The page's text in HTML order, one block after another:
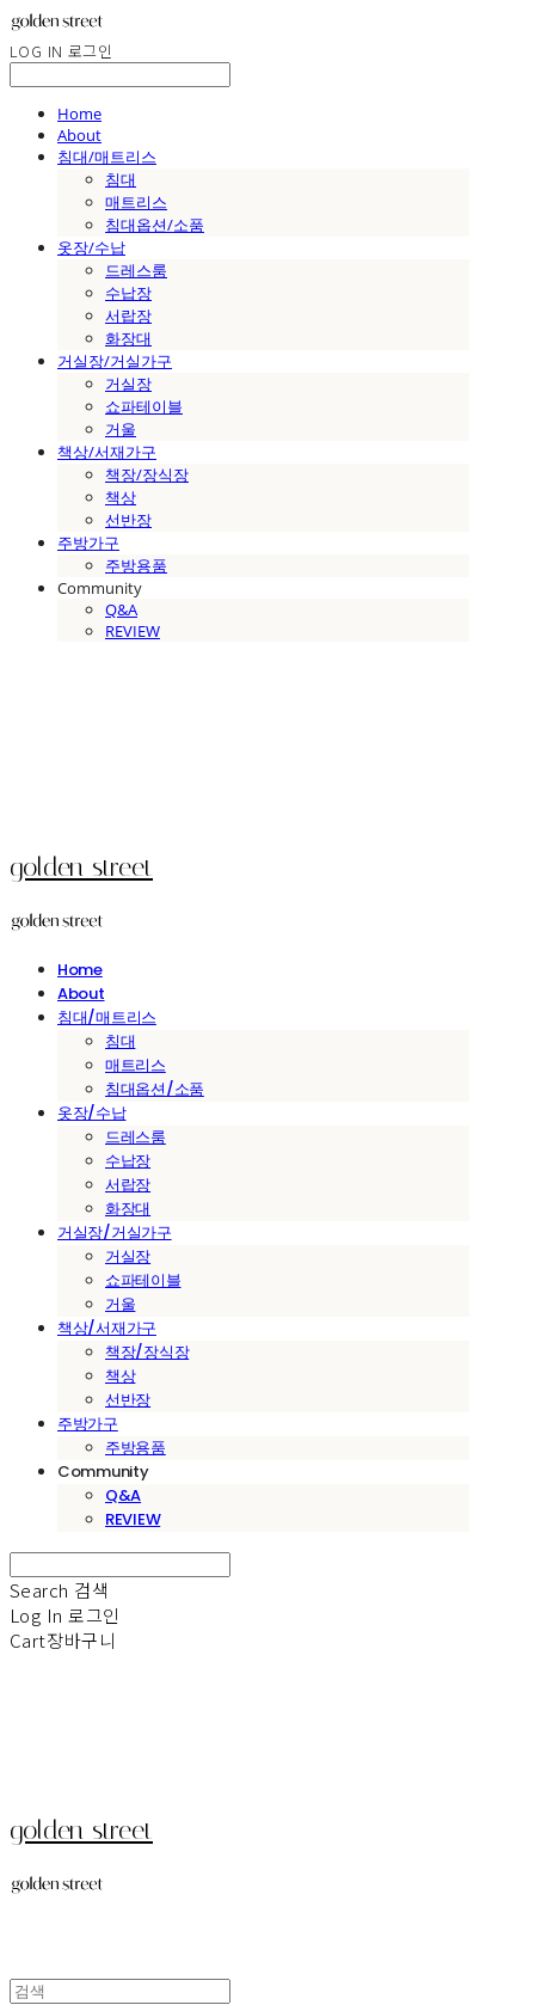
LOG IN 로그인
Home
About
침대/매트리스
침대
매트리스
침대옵션/소품
옷장/수납
드레스룸
수납장
서랍장
화장대
거실장/거실가구
거실장
쇼파테이블
거울
책상/서재가구
책장/장식장
책상
선반장
주방가구
주방용품
Community
Q&A
REVIEW
golden street
Home
About
침대/매트리스
침대
매트리스
침대옵션/소품
옷장/수납
드레스룸
수납장
서랍장
화장대
거실장/거실가구
거실장
쇼파테이블
거울
책상/서재가구
책장/장식장
책상
선반장
주방가구
주방용품
Community
Q&A
REVIEW
Search 검색
Log In 로그인
Cart장바구니
golden street